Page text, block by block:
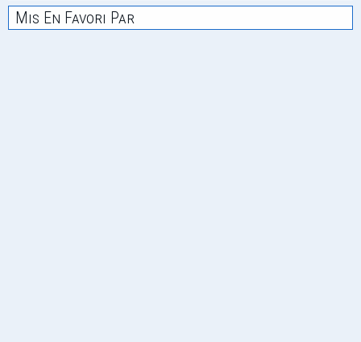
Mis En Favori Par